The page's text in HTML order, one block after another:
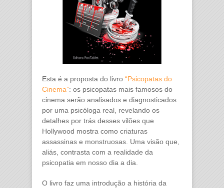
Esta é a proposta do livro “Psicopatas do
Cinema”: os psicopatas mais famosos do
cinema serão analisados e diagnosticados
por uma psicóloga real, revelando os
detalhes por trás desses vilões que
Hollywood mostra como criaturas
assassinas e monstruosas. Uma visão que,
aliás, contrasta com a realidade da
psicopatia em nosso dia a dia.
O livro faz uma introdução a história da